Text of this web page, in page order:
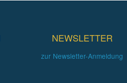
NEWSLETTER
zur Newsletter-Anmeldung